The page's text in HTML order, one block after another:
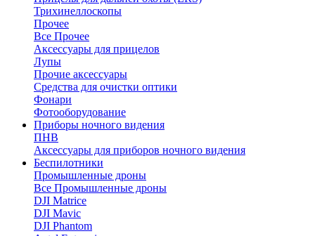
Трихинеллоскопы
Прочее
Все Прочее
Аксессуары для прицелов
Лупы
Прочие аксессуары
Средства для очистки оптики
Фонари
Фотооборудование
Приборы ночного видения
ПНВ
Аксессуары для приборов ночного видения
Беспилотники
Промышленные дроны
Все Промышленные дроны
DJI Matrice
DJI Mavic
DJI Phantom